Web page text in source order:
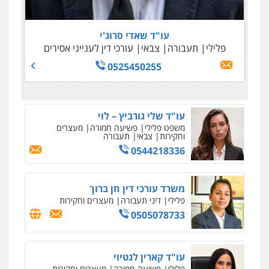
0509100397
עו"ד שאדי סרוג'י
פלילי
תעבורה צבאי
עורכי דין לענייני אסירים
0525450255
0545243703
עו"ד נדב גרינולד
פלילי תעבורה עורכי דין לענייני אסירים צבאי
0508848606
עו"ד שאדי נאטור
פלילי פשיעה חמורה מעצרים וחקירות
0509230800
גיל דביר – משרד עורכי דין
פלילי פשיעה כלכלית צווארון לבן
0506217771
סלימאן אבו שעירה – משרד עורכי דין
פלילי בטחוני צבאי נזיקין
0547780927
עו"ד אסף גונן
פלילי פשע חמור
וחקירות